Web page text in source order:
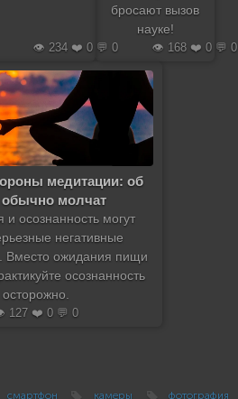
👁️ 234 ❤️ 0 💬 0
бросают вызов
науке!
👁️ 168 ❤️ 0 💬 0
медитации: об
обычно молчат
и осознанность могут
негативные
Вместо ожидания пищи
осознанность
осторожно.
127 ❤️ 0 💬 0
смартфон камеры
фотография